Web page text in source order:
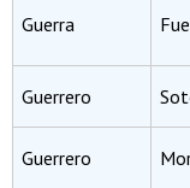
Guerra
Guerrero
Guerrero